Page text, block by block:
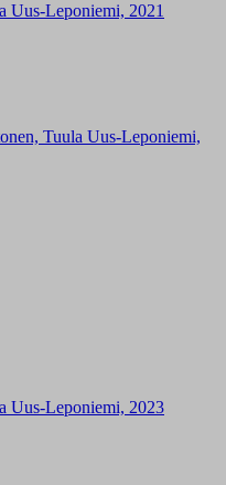
Uus-Leponiemi, 2021
Tuula Uus-Leponiemi,
Uus-Leponiemi, 2023